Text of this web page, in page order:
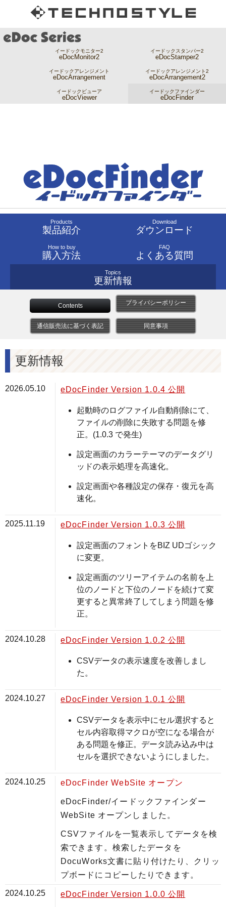
イードックモニター2
eDocMonitor2
イードックスタンパー2
eDocStamper2
イードックアレンジメント
eDocArrangement
イードックアレンジメント2
eDocArrangement2
イードックビューア
eDocViewer
イードックファインダー
eDocFinder
Products
製品紹介
Download
ダウンロード
How to buy
購入方法
FAQ
よくある質問
Topics
更新情報
更新情報
2026.05.10 eDocFinder Version 1.0.4 公開
起動時のログファイル自動削除にて、
ファイルの削除に失敗する問題を修
正。(1.0.3 で発生)
設定画面のカラーテーマのデータグリ
ッドの表示処理を高速化。
設定画面や各種設定の保存・復元を高
速化。
2025.11.19 eDocFinder Version 1.0.3 公開
設定画面のフォントをBIZ UDゴシック
に変更。
設定画面のツリーアイテムの名前を上
位のノードと下位のノードを続けて変
更すると異常終了してしまう問題を修
正。
2024.10.28 eDocFinder Version 1.0.2 公開
CSVデータの表示速度を改善しまし
た。
2024.10.27 eDocFinder Version 1.0.1 公開
CSVデータを表示中にセル選択すると
セル内容取得マクロが空になる場合が
ある問題を修正。データ読み込み中は
セルを選択できないようにしました。
2024.10.25 eDocFinder WebSite オープン
eDocFinder/イードックファインダー
WebSite オープンしました。
CSVファイルを一覧表示してデータを検
索できます。検索したデータを
DocuWorks文書に貼り付けたり、クリッ
プボードにコピーしたりできます。
2024.10.25 eDocFinder Version 1.0.0 公開
Contents プライバシーポリシー
通信販売法に基づく表記 同意事項